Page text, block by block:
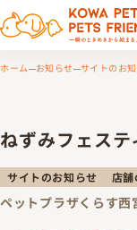
ホーム お知らせ サイトのお
ねずみフェステ
サイトのお知らせ 店
ペットプラザくらす西